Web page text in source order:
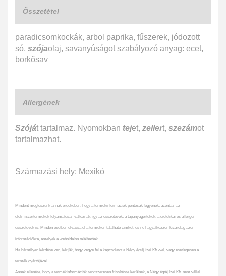
Összetétel
paradicsomkockák, arbol paprika, fűszerek, jódozott
só, szójaolaj, savanyúságot szabályozó anyag: ecet,
borkősav
Allergének
Szóját tartalmaz. Nyomokban tejet, zellert, szezámot
tartalmazhat.
Származási hely: Mexikó
Mindent megteszünk annak érdekében, hogy a termékinformációk pontosak legyenek, azonban az
élelmiszertermékek folyamatosan változnak, így az összetevők, a tápanyagértékek, a dietetikai és allergén
összetevők is. Minden esetben olvassa el a terméken található címkét, és ne hagyatkozzon kizárólag azon
információkra, amelyek a weboldalon találhatóak.
Ha bármilyen kérdése van, kérjük, hogy vegye fel a kapcsolatot a Négy égtáj ízei Kft.-vel, vagy esetlegesen a
termék gyártójával.
Annak ellenére, hogy a termékinformációk rendszeresen frissítésre kerülnek, a Négy égtáj ízei Kft. nem vállal